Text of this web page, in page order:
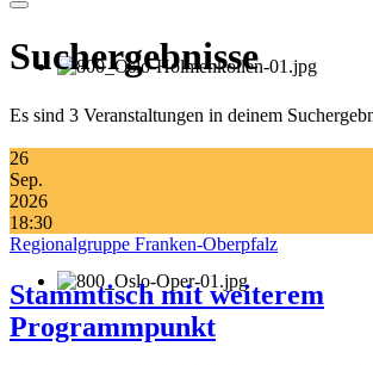
Suchergebnisse
Es sind 3 Veranstaltungen in deinem
26
Sep.
2026
18:30
Regionalgruppe Franken-Oberpfalz
Stammtisch mit weiterem
Programmpunkt